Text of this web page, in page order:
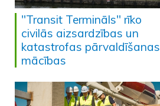
"Transit Termināls" rīko
civilās aizsardzības un
katastrofas pārvaldīšanas
mācības